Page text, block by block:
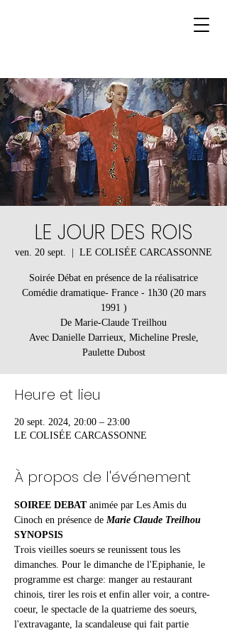
LE JOUR DES ROIS
ven. 20 sept. LE COLISÉE CARCASSONNE
Soirée Débat en présence de la réalisatrice
Comédie dramatique- France - 1h30 (20 mars
1991 )
De Marie-Claude Treilhou
Avec Danielle Darrieux, Micheline Presle,
Paulette Dubost
Heure et lieu
20 sept. 2024, 20:00 – 23:00
LE COLISÉE CARCASSONNE
À propos de l'événement
SOIREE DEBAT animée par Les Amis du
Cinoch en présence de Marie Claude Treilhou
SYNOPSIS
Trois vieilles soeurs se reunissent tous les
dimanches. Pour le dimanche de l'Epiphanie, le
programme est charge: manger au restaurant
chinois, tirer les rois et enfin aller voir, a contre-
coeur, le spectacle de la quatrieme des soeurs,
l'extravagante, la scandaleuse qui fait partie